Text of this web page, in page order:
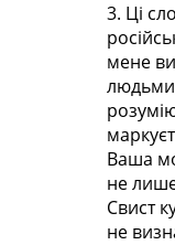
3. Ці
мене
Ваша
не
Свист
не